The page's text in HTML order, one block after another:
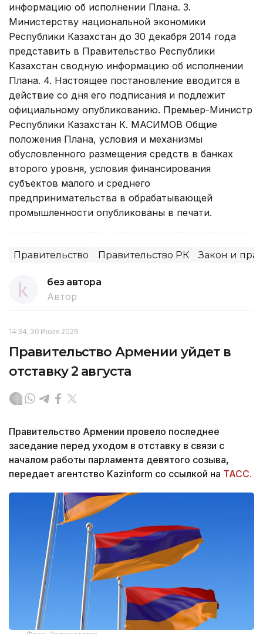
информацию об исполнении Плана. 3.
Министерству национальной экономики
Республики Казахстан до 30 декабря 2014 года
представить в Правительство Республики
Казахстан сводную информацию об исполнении
Плана. 4. Настоящее постановление вводится в
действие со дня его подписания и подлежит
официальному опубликованию. Премьер-Министр
Республики Казахстан К. МАСИМОВ Общие
положения Плана, условия и механизмы
обусловленного размещения средств в банках
второго уровня, условия финансирования
субъектов малого и среднего
предпринимательства в обрабатывающей
промышленности опубликованы в печати.
Правительство Правительство РК Закон и
без автора
Автор
14:34, 30 Июля 2026
Правительство Армении уйдет в
отставку 2 августа
Правительство Армении провело последнее
заседание перед уходом в отставку в связи с
началом работы парламента девятого созыва,
передает агентство Kazinform со ссылкой на ТАСС.